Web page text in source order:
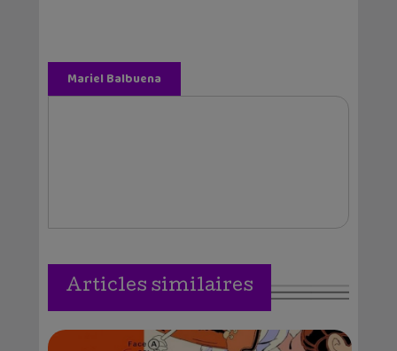
Mariel Balbuena
Articles similaires